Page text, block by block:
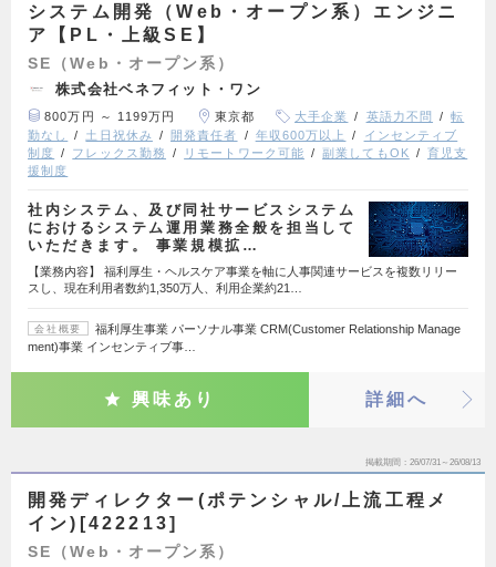
システム開発（Web・オープン系）エンジニ
ア【PL・上級SE】
SE（Web・オープン系）
株式会社ベネフィット・ワン
800万円 ～ 1199万円 東京都 大手企業 英語力不問
転
勤なし
土日祝休み 開発責任者 年収600万以上
インセンティブ
制度
フレックス勤務 リモートワーク可能 副業してもOK
育児支
援制度
社内システム、及び同社サービスシステム
におけるシステム運用業務全般を担当して
いただきます。 事業規模拡…
【業務内容】 福利厚生・ヘルスケア事業を軸に人事関連サービスを複数リリー
スし、現在利用者数約1,350万人、利用企業約21…
会社概要
福利厚生事業 パーソナル事業 CRM(Customer Relationship Manage
ment)事業 インセンティブ事…
興味あり 詳細へ
掲載期間 26/07/31～26/08/13
開発ディレクター(ポテンシャル/上流工程メ
イン)[422213]
SE（Web・オープン系）